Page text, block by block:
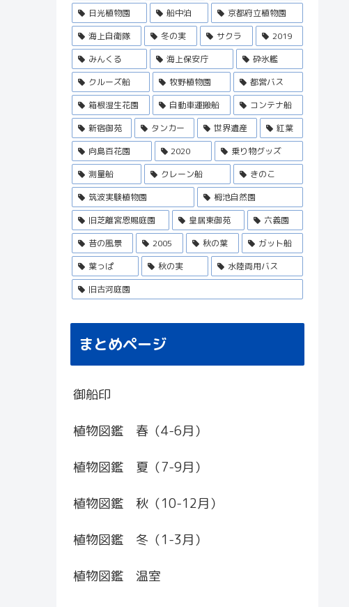
日光植物園
船中泊
京都府立植物園
海上自衛隊
冬の実 サクラ
2019
みんくる
海上保安庁
砕氷艦
クルーズ船
牧野植物園
都営バス
箱根湿生花園
自動車運搬船
コンテナ船
新宿御苑
タンカー 世界遺産
紅葉
向島百花園
2020
乗り物グッズ
測量船
クレーン船
きのこ
筑波実験植物園
栂池自然園
旧芝離宮恩賜庭園
皇居東御苑
六義園
昔の風景
2005 秋の葉
ガット船
葉っぱ
秋の実
水陸両用バス
旧古河庭園
まとめページ
御船印
植物図鑑 春（4-6月）
植物図鑑 夏（7-9月）
植物図鑑 秋（10-12月）
植物図鑑 冬（1-3月）
植物図鑑 温室